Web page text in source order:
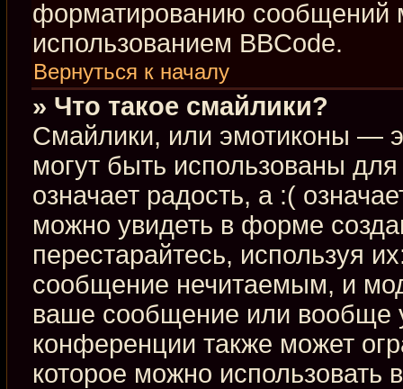
форматированию сообщений
использованием BBCode.
Вернуться к началу
» Что такое смайлики?
Смайлики, или эмотиконы —
могут быть использованы
означает радость, а :(
можно увидеть в форме
перестарайтесь, используя
сообщение нечитаемым, и
ваше сообщение или вообще
конференции также может
которое можно использовать